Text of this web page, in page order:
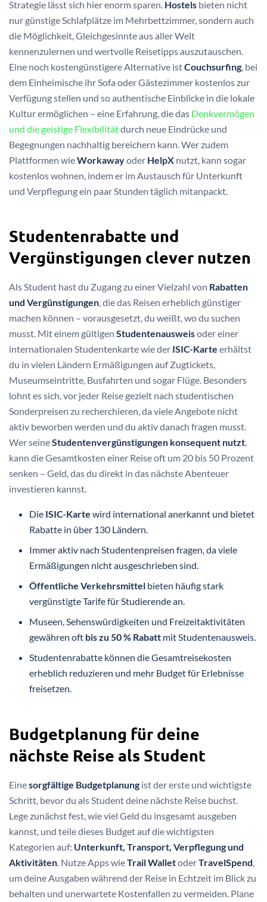
Strategie lässt sich hier enorm sparen. Hostels bieten nicht
nur günstige Schlafplätze im Mehrbettzimmer, sondern auch
die Möglichkeit, Gleichgesinnte aus aller Welt
kennenzulernen und wertvolle Reisetipps auszutauschen.
Eine noch kostengünstigere Alternative istCouchsurfing , bei
dem Einheimische ihr Sofa oder Gästezimmer kostenlos zur
Verfügung stellen und so authentische Einblicke in die lokale
Kultur ermöglichen – eine Erfahrung, die das Denkvermögen
und die geistige Flexibilitätdurch neue Eindrücke und
Begegnungen nachhaltig bereichern kann. Wer zudem
Plattformen wieWorkawayoder HelpX nutzt, kann sogar
kostenlos wohnen, indem er im Austausch für Unterkunft
und Verpflegung ein paar Stunden täglich mitanpackt.
Studentenrabatte und
Vergünstigungen clever nutzen
Als Student hast du Zugang zu einer Vielzahl von Rabatten
und Vergünstigungen, die das Reisen erheblich günstiger
machen können – vorausgesetzt, du weißt, wo du suchen
musst. Mit einem gültigen Studentenausweisoder einer
internationalen Studentenkarte wie der ISIC-Karte erhältst
du in vielen Ländern Ermäßigungen auf Zugtickets,
Museumseintritte, Busfahrten und sogar Flüge. Besonders
lohnt es sich, vor jeder Reise gezielt nach studentischen
Sonderpreisen zu recherchieren, da viele Angebote nicht
aktiv beworben werden und du aktiv danach fragen musst.
Wer seineStudentenvergünstigungen konsequent nutzt,
kann die Gesamtkosten einer Reise oft um 20 bis 50 Prozent
senken – Geld, das du direkt in das nächste Abenteuer
investieren kannst.
Die ISIC-Karte wird international anerkannt und bietet
Rabatte in über 130 Ländern.
Immer aktiv nach Studentenpreisen fragen, da viele
Ermäßigungen nicht ausgeschrieben sind.
Öffentliche Verkehrsmittel bieten häufig stark
vergünstigte Tarife für Studierende an.
Museen, Sehenswürdigkeiten und Freizeitaktivitäten
gewähren oft bis zu 50 % Rabatt mit Studentenausweis.
Studentenrabatte können die Gesamtreisekosten
erheblich reduzieren und mehr Budget für Erlebnisse
freisetzen.
Budgetplanung für deine
nächste Reise als Student
Einesorgfältige Budgetplanung ist der erste und wichtigste
Schritt, bevor du als Student deine nächste Reise buchst.
Lege zunächst fest, wie viel Geld du insgesamt ausgeben
kannst, und teile dieses Budget auf die wichtigsten
Kategorien auf: Unterkunft, Transport, Verpflegung und
Aktivitäten. Nutze Apps wieTrail WalletoderTravelSpend,
um deine Ausgaben während der Reise in Echtzeit im Blick zu
behalten und unerwartete Kostenfallen zu vermeiden. Plane